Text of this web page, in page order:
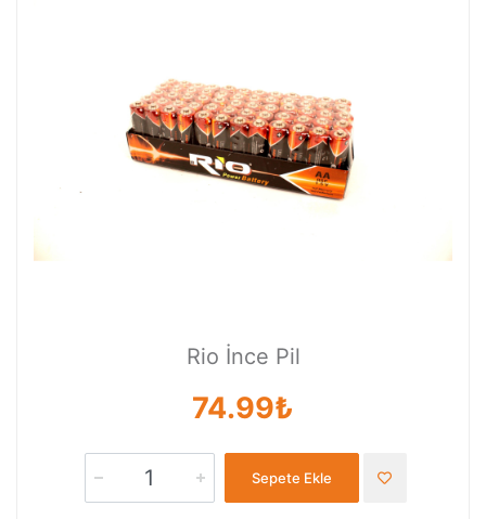
Rio İnce Pil
74.99₺
Sepete Ekle